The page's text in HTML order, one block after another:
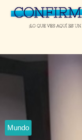
Mundo